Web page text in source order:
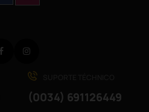
(0034) 691126449
Facebook